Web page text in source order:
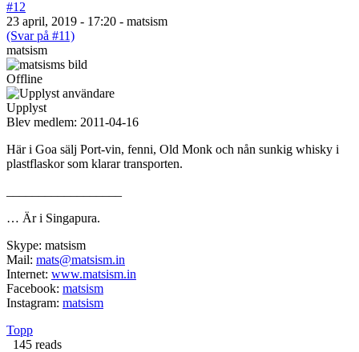
#12
23 april, 2019 - 17:20 - matsism
(Svar på #11)
matsism
Offline
Upplyst
Blev medlem: 2011-04-16
Här i Goa sälj Port-vin, fenni, Old Monk och nån sunkig whisky i
plastflaskor som klarar transporten.
… Är i Singapura.
Skype: matsism
Mail: mats@matsism.in
Internet: www.matsism.in
Facebook: matsism
Instagram: matsism
Topp
145 reads